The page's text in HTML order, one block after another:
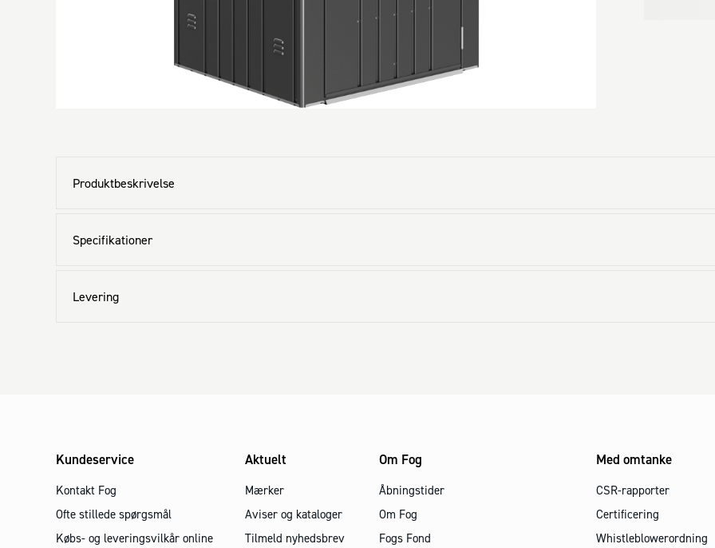
Produktbeskrivelse
Specifikationer
Levering
Kundeservice
Kontakt Fog
Ofte stillede spørgsmål
Købs- og leveringsvilkår online
Aktuelt
Mærker
Aviser og kataloger
Tilmeld nyhedsbrev
Om Fog
Åbningstider
Om Fog
Fogs Fond
Med omtanke
CSR-rapporter
Certificering
Whistleblowerordning